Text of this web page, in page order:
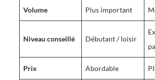
Volume Plus important
Niveau conseillé Débutant / loisir
Prix Abordable